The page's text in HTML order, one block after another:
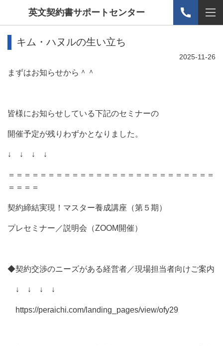
英文契約書サポートセンター
キム・ハヌルの生い立ち
2025-11-26
まずはお知らせから＾＾
皆様にお知らせしている下記のセミナーの
開催予定が残りわずかとなりました。
↓ ↓ ↓ ↓
＝＝＝＝＝＝＝＝＝＝＝＝＝＝＝＝＝＝＝＝＝＝＝＝＝＝
＝＝＝＝
契約締結実現！マスター養成講座（第５期）
プレセミナー／説明会（ZOOM開催）
◆契約交渉のニーズがある経営者／現場担当者向けご案内
↓ ↓ ↓ ↓
https://peraichi.com/landing_pages/view/ofy29